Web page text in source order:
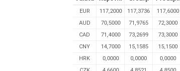
EUR 117,2000 117,3736
117,6000
AUD
70,5000 71,9765
72,3000
CAD
71,4000 73,2699
73,3000
CNY
14,7000 15,1585
15,1500
HRK
0,0000 0,0000
0,0000